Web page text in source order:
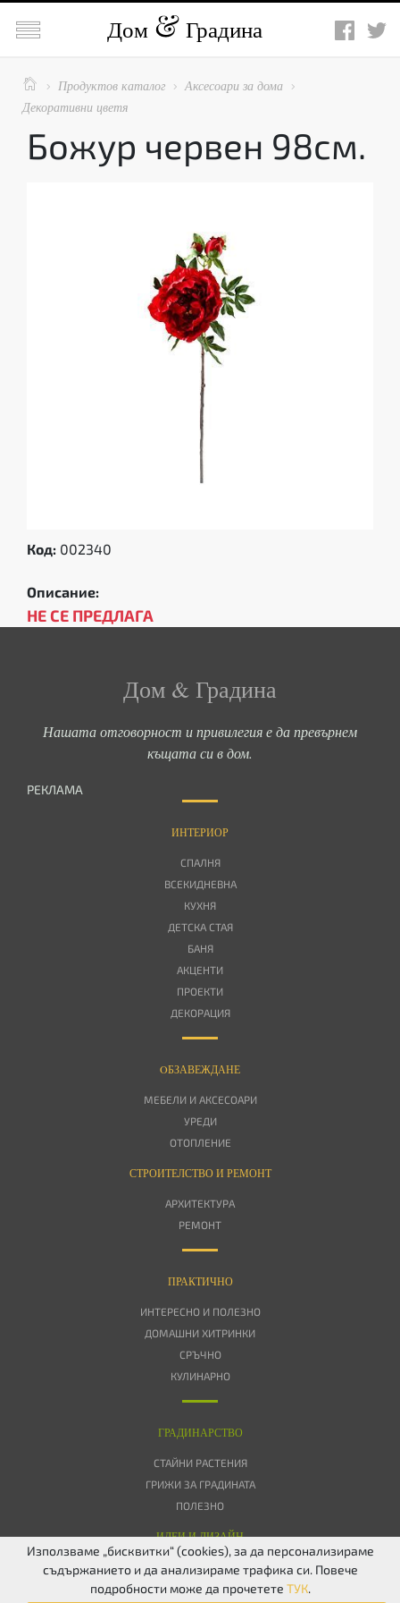
 Дом Градина
  Продуктов каталог  Аксесоари за дома 
Декоративни цветя
Божур червен 98см.
Код: 002340
Описание:
НЕ СЕ ПРЕДЛАГА
Дом & Градина
Нашата отговорност и привилегия е да превърнем
къщата си в дом.
РЕКЛАМА
ИНТЕРИОР
СПАЛНЯ
ВСЕКИДНЕВНА
КУХНЯ
ДЕТСКА СТАЯ
БАНЯ
АКЦЕНТИ
ПРОЕКТИ
ДЕКОРАЦИЯ
OБЗАВЕЖДАНЕ
МЕБЕЛИ И АКСЕСОАРИ
УРЕДИ
ОТОПЛЕНИЕ
СТРОИТЕЛСТВО И РЕМОНТ
АРХИТЕКТУРА
РЕМОНТ
ПРАКТИЧНО
ИНТЕРЕСНО И ПОЛЕЗНО
ДОМАШНИ ХИТРИНКИ
СРЪЧНО
КУЛИНАРНО
ГРАДИНАРСТВО
СТАЙНИ РАСТЕНИЯ
ГРИЖИ ЗА ГРАДИНАТА
ПОЛЕЗНО
ИДЕИ И ДИЗАЙН
ПОВЕРИТЕЛНОСТ БИСКВИТКИ КОНТАКТИ
Използваме „бисквитки“ (cookies), за да персонализираме
съдържанието и да анализираме трафика си. Повече
подробности може да прочетете ТУК.